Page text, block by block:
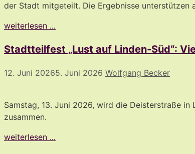
der Stadt mitgeteilt. Die Ergebnisse unterstützen
weiterlesen ...
Stadtteilfest „Lust auf Linden-Süd“:
12. Juni 20265. Juni 2026 Wolfgang Becker
Samstag, 13. Juni 2026, wird die Deisterstraße
zusammen.
weiterlesen ...